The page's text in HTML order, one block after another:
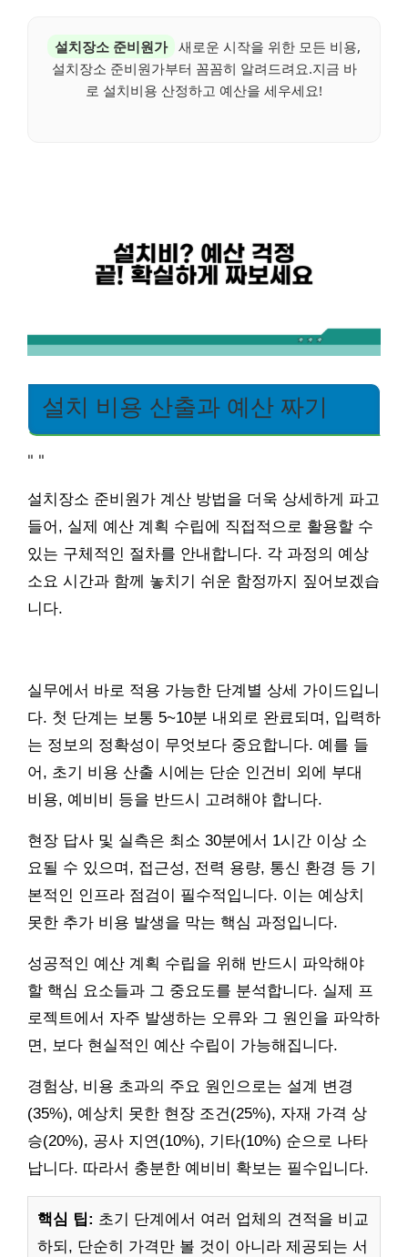
설치장소 준비원가 새로운 시작을 위한 모든 비용,
설치장소 준비원가부터 꼼꼼히 알려드려요.지금 바
로 설치비용 산정하고 예산을 세우세요!
설치 비용 산출과 예산 짜기
" "
설치장소 준비원가 계산 방법을 더욱 상세하게 파고
들어, 실제 예산 계획 수립에 직접적으로 활용할 수
있는 구체적인 절차를 안내합니다. 각 과정의 예상
소요 시간과 함께 놓치기 쉬운 함정까지 짚어보겠습
니다.
실무에서 바로 적용 가능한 단계별 상세 가이드입니
다. 첫 단계는 보통 5~10분 내외로 완료되며, 입력하
는 정보의 정확성이 무엇보다 중요합니다. 예를 들
어, 초기 비용 산출 시에는 단순 인건비 외에 부대
비용, 예비비 등을 반드시 고려해야 합니다.
현장 답사 및 실측은 최소 30분에서 1시간 이상 소
요될 수 있으며, 접근성, 전력 용량, 통신 환경 등 기
본적인 인프라 점검이 필수적입니다. 이는 예상치
못한 추가 비용 발생을 막는 핵심 과정입니다.
성공적인 예산 계획 수립을 위해 반드시 파악해야
할 핵심 요소들과 그 중요도를 분석합니다. 실제 프
로젝트에서 자주 발생하는 오류와 그 원인을 파악하
면, 보다 현실적인 예산 수립이 가능해집니다.
경험상, 비용 초과의 주요 원인으로는 설계 변경
(35%), 예상치 못한 현장 조건(25%), 자재 가격 상
승(20%), 공사 지연(10%), 기타(10%) 순으로 나타
납니다. 따라서 충분한 예비비 확보는 필수입니다.
핵심 팁: 초기 단계에서 여러 업체의 견적을 비교
하되, 단순히 가격만 볼 것이 아니라 제공되는 서